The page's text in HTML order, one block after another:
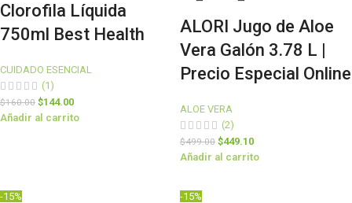
Clorofila Líquida
750ml Best Health
CUIDADO ESENCIAL
(1)
$160.00 $144.00
Añadir al carrito
ALORI Jugo de Aloe
Vera Galón 3.78 L |
Precio Especial Online
ALOE VERA
(2)
$499.00 $449.10
Añadir al carrito
-15% -15%